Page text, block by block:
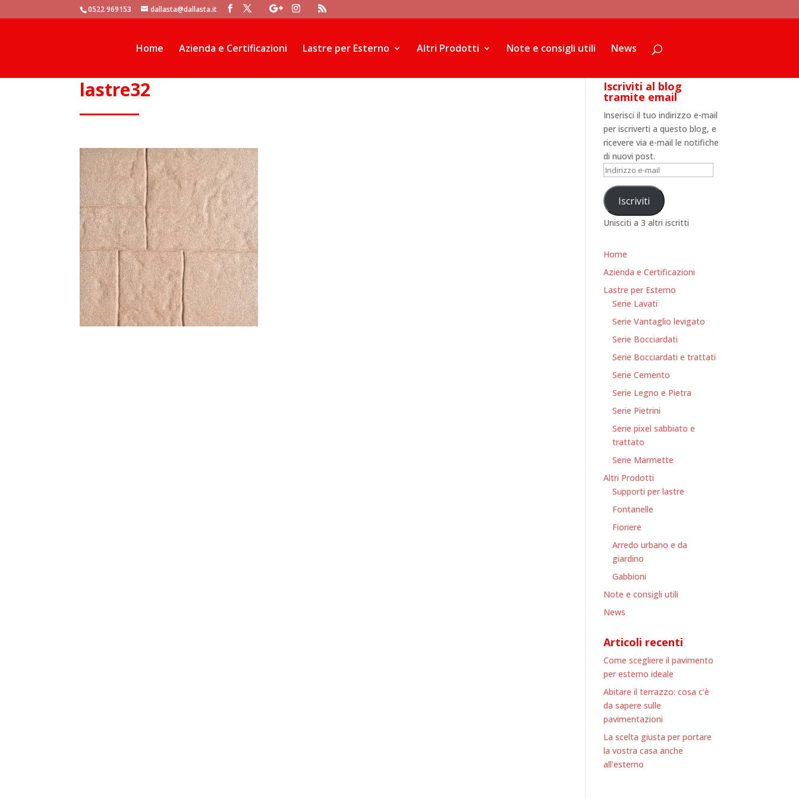
window.dataLayer = window.dataLayer || []; function gtag(){dataLayer.push(arguments)}; gtag('js', new Date()); gtag('config', 'UA-105881104-1');
0522 969153 dallasta@dallasta.it
Home Azienda e Certificazioni Lastre per Esterno Altri Prodotti Note e consigli utili News
lastre32 Iscriviti al blog
tramite email
Inserisci il tuo indirizzo e-mail
per iscriverti a questo blog, e
ricevere via e-mail le notifiche
di nuovi post.
Indirizzo
mailIscriviti
Unisciti a 3 altri iscritti
Home
Azienda e Certificazioni
Lastre per Esterno
Serie Lavati
Serie Vantaglio levigato
Serie Bocciardati
Serie Bocciardati e trattati
Serie Cemento
Serie Legno e Pietra
Serie Pietrini
Serie pixel sabbiato e
trattato
Serie Marmette
Altri Prodotti
Supporti per lastre
Fontanelle
Fioriere
Arredo urbano e da
giardino
Gabbioni
Note e consigli utili
News
Articoli recenti
Come scegliere il pavimento
per esterno ideale
Abitare il terrazzo: cosa c’è
da sapere sulle
pavimentazioni
La scelta giusta per portare
la vostra casa anche
all’esterno